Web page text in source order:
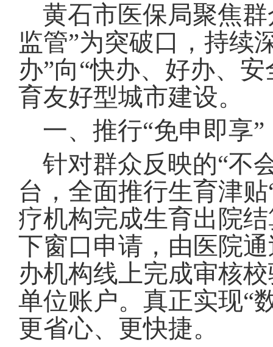
黄石市医保局聚焦
监管”为突破口，持续
办”向“快办、好办、
育友好型城市建设。
一、推行“免申即享
针对群众反映的“不
台，全面推行生育津
疗机构完成生育出院
下窗口申请，由医院
办机构线上完成审核
单位账户。真正实现“
更省心、更快捷。